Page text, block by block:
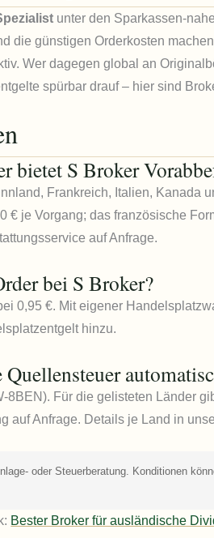
unter den Sparkassen-
die günstigen Orderkosten
Wer dagegen global an
spürbar drauf – hier sind
bietet S Broker
Frankreich, Italien, Kanada
€ je Vorgang; das französische
auf Anfrage.
bei S Broker?
0,95 €. Mit eigener
hinzu.
8BEN). Für die gelisteten Länder
auf Anfrage. Details je Land in
oder Steuerberatung. Konditionen
Bester Broker für ausländische